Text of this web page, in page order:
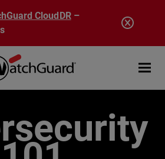
principal
CloudDR–
Open